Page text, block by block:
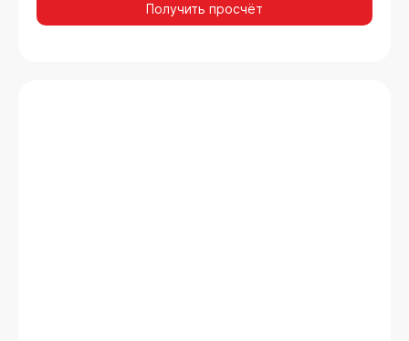
Получить просчёт